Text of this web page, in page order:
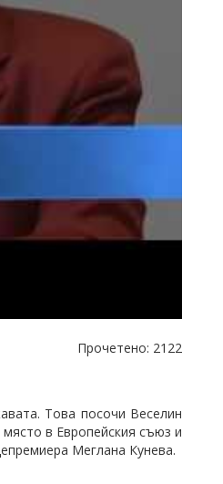
Прочетено: 2122
Това посочи Веселин
в Европейския съюз и
Меглана Кунева.